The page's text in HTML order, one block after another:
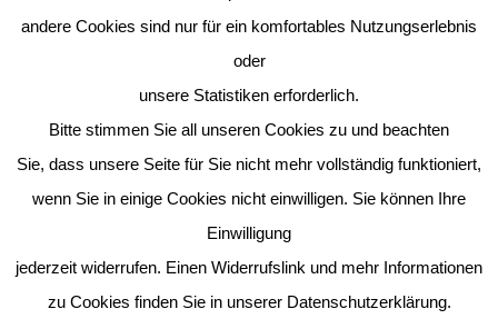
wir in der Klasse nun Küken beherbergen, sprach sich
schnell in der Schule rum, sodass wir tagelang viel
Besuch von anderen Kindern bekamen.
Ein ganz besonderer Moment war für uns, dass wir die
Küken am Ende unseres Projekts in der Hand halten
andere Cookies sind nur für ein komfortables Nutzungserlebnis
oder
unsere Statistiken erforderlich.
Bitte stimmen Sie all unseren Cookies zu und beachten
Sie, dass unsere Seite für Sie nicht mehr vollständig funktioniert,
wenn Sie in einige Cookies nicht einwilligen. Sie können Ihre
Einwilligung
jederzeit widerrufen. Einen Widerrufslink und mehr Informationen
zu Cookies finden Sie in unserer Datenschutzerklärung.